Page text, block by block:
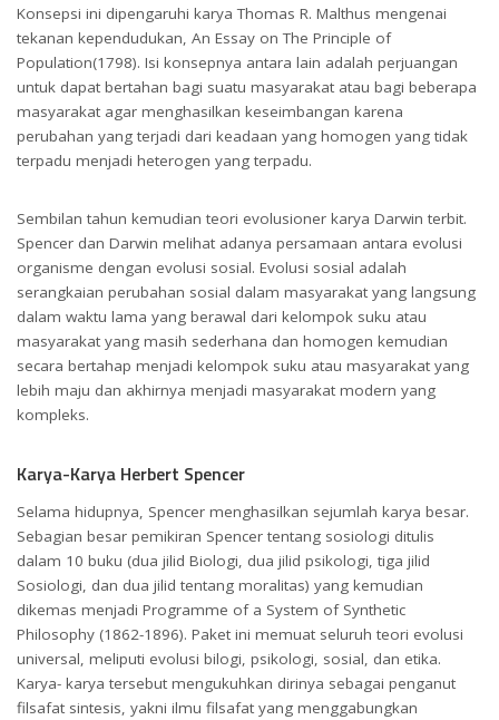
Konsepsi ini dipengaruhi karya Thomas R. Malthus mengenai
tekanan kependudukan, An Essay on The Principle of
Population(1798). Isi konsepnya antara lain adalah perjuangan
untuk dapat bertahan bagi suatu masyarakat atau bagi beberapa
masyarakat agar menghasilkan keseimbangan karena
perubahan yang terjadi dari keadaan yang homogen yang tidak
terpadu menjadi heterogen yang terpadu.
Sembilan tahun kemudian teori evolusioner karya Darwin terbit.
Spencer dan Darwin melihat adanya persamaan antara evolusi
organisme dengan evolusi sosial. Evolusi sosial adalah
serangkaian perubahan sosial dalam masyarakat yang langsung
dalam waktu lama yang berawal dari kelompok suku atau
masyarakat yang masih sederhana dan homogen kemudian
secara bertahap menjadi kelompok suku atau masyarakat yang
lebih maju dan akhirnya menjadi masyarakat modern yang
kompleks.
Karya-Karya Herbert Spencer
Selama hidupnya, Spencer menghasilkan sejumlah karya besar.
Sebagian besar pemikiran Spencer tentang sosiologi ditulis
dalam 10 buku (dua jilid Biologi, dua jilid psikologi, tiga jilid
Sosiologi, dan dua jilid tentang moralitas) yang kemudian
dikemas menjadi Programme of a System of Synthetic
Philosophy (1862-1896). Paket ini memuat seluruh teori evolusi
universal, meliputi evolusi bilogi, psikologi, sosial, dan etika.
Karya- karya tersebut mengukuhkan dirinya sebagai penganut
filsafat sintesis, yakni ilmu filsafat yang menggabungkan